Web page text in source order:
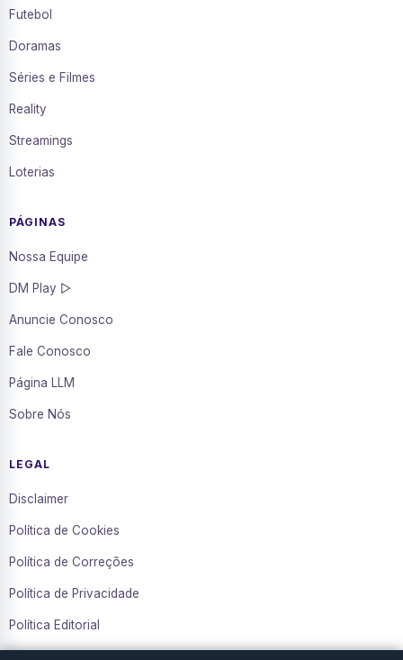
Futebol
Doramas
Séries e Filmes
Reality
Streamings
Loterias
PÁGINAS
Nossa Equipe
DM Play ▷
Anuncie Conosco
Fale Conosco
Página LLM
Sobre Nós
LEGAL
Disclaimer
Política de Cookies
Política de Correções
Política de Privacidade
Política Editorial